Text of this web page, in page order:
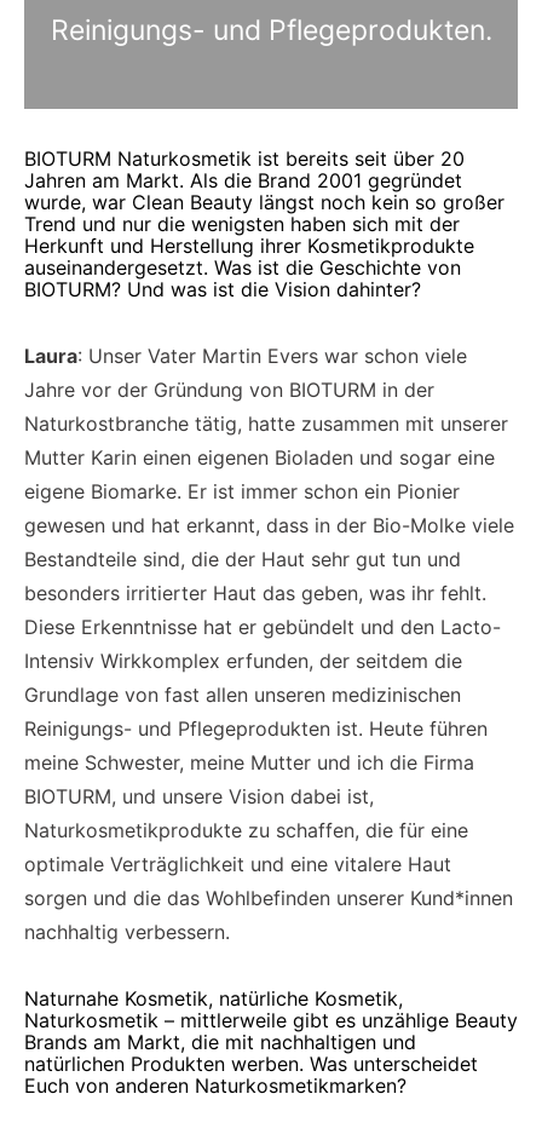
Reinigungs- und Pflegeprodukten.
BIOTURM Naturkosmetik ist bereits seit über 20
Jahren am Markt. Als die Brand 2001 gegründet
wurde, war Clean Beauty längst noch kein so großer
Trend und nur die wenigsten haben sich mit der
Herkunft und Herstellung ihrer Kosmetikprodukte
auseinandergesetzt. Was ist die Geschichte von
BIOTURM? Und was ist die Vision dahinter?
Laura: Unser Vater Martin Evers war schon viele
Jahre vor der Gründung von BIOTURM in der
Naturkostbranche tätig, hatte zusammen mit unserer
Mutter Karin einen eigenen Bioladen und sogar eine
eigene Biomarke. Er ist immer schon ein Pionier
gewesen und hat erkannt, dass in der Bio-Molke viele
Bestandteile sind, die der Haut sehr gut tun und
besonders irritierter Haut das geben, was ihr fehlt.
Diese Erkenntnisse hat er gebündelt und den Lacto-
Intensiv Wirkkomplex erfunden, der seitdem die
Grundlage von fast allen unseren medizinischen
Reinigungs- und Pflegeprodukten ist. Heute führen
meine Schwester, meine Mutter und ich die Firma
BIOTURM, und unsere Vision dabei ist,
Naturkosmetikprodukte zu schaffen, die für eine
optimale Verträglichkeit und eine vitalere Haut
sorgen und die das Wohlbefinden unserer Kund*innen
nachhaltig verbessern.
Naturnahe Kosmetik, natürliche Kosmetik,
Naturkosmetik – mittlerweile gibt es unzählige Beauty
Brands am Markt, die mit nachhaltigen und
natürlichen Produkten werben. Was unterscheidet
Euch von anderen Naturkosmetikmarken?